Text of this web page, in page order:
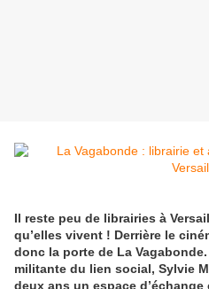
Il reste peu de librairies à
qu’elles vivent ! Derrière le
donc la porte de La
militante du lien social, Sylvie
deux ans un espace